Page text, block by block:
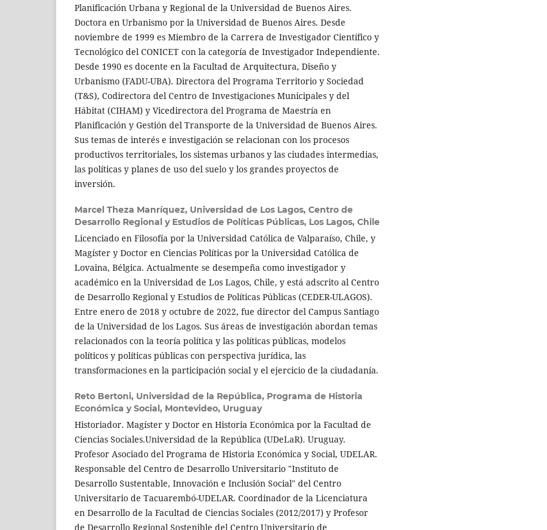
Planificación Urbana y Regional de la Universidad de Buenos Aires.
Doctora en Urbanismo por la Universidad de Buenos Aires. Desde
noviembre de 1999 es Miembro de la Carrera de Investigador Científico y
Tecnológico del CONICET con la categoría de Investigador Independiente.
Desde 1990 es docente en la Facultad de Arquitectura, Diseño y
Urbanismo (FADU-UBA). Directora del Programa Territorio y Sociedad
(T&S), Codirectora del Centro de Investigaciones Municipales y del
Hábitat (CIHAM) y Vicedirectora del Programa de Maestría en
Planificación y Gestión del Transporte de la Universidad de Buenos Aires.
Sus temas de interés e investigación se relacionan con los procesos
productivos territoriales, los sistemas urbanos y las ciudades intermedias,
las políticas y planes de uso del suelo y los grandes proyectos de
inversión.
Marcel Theza Manríquez, Universidad de Los Lagos, Centro de
Desarrollo Regional y Estudios de Políticas Públicas, Los Lagos, Chile
Licenciado en Filosofía por la Universidad Católica de Valparaíso, Chile, y
Magíster y Doctor en Ciencias Políticas por la Universidad Católica de
Lovaina, Bélgica. Actualmente se desempeña como investigador y
académico en la Universidad de Los Lagos, Chile, y está adscrito al Centro
de Desarrollo Regional y Estudios de Políticas Públicas (CEDER-ULAGOS).
Entre enero de 2018 y octubre de 2022, fue director del Campus Santiago
de la Universidad de los Lagos. Sus áreas de investigación abordan temas
relacionados con la teoría política y las políticas públicas, modelos
políticos y políticas públicas con perspectiva jurídica, las
transformaciones en la participación social y el ejercicio de la ciudadanía.
Reto Bertoni, Universidad de la República, Programa de Historia
Económica y Social, Montevideo, Uruguay
Historiador. Magíster y Doctor en Historia Económica por la Facultad de
Ciencias Sociales.Universidad de la República (UDeLaR). Uruguay.
Profesor Asociado del Programa de Historia Económica y Social, UDELAR.
Responsable del Centro de Desarrollo Universitario "Instituto de
Desarrollo Sustentable, Innovación e Inclusión Social" del Centro
Universitario de Tacuarembó-UDELAR. Coordinador de la Licenciatura
en Desarrollo de la Facultad de Ciencias Sociales (2012/2017) y Profesor
de Desarrollo Regional Sostenible del Centro Universitario de